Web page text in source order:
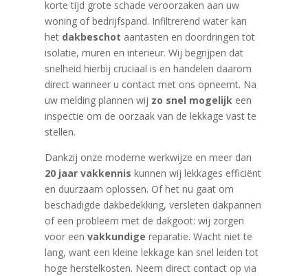
korte tijd grote schade veroorzaken aan uw
woning of bedrijfspand. Infiltrerend water kan
het dakbeschot aantasten en doordringen tot
isolatie, muren en interieur. Wij begrijpen dat
snelheid hierbij cruciaal is en handelen daarom
direct wanneer u contact met ons opneemt. Na
uw melding plannen wij zo snel mogelijkeen
inspectie om de oorzaak van de lekkage vast te
stellen.
Dankzij onze moderne werkwijze en meer dan
20 jaar vakkennis kunnen wij lekkages efficiënt
en duurzaam oplossen. Of het nu gaat om
beschadigde dakbedekking, versleten dakpannen
of een probleem met de dakgoot: wij zorgen
voor een vakkundige reparatie. Wacht niet te
lang, want een kleine lekkage kan snel leiden tot
hoge herstelkosten. Neem direct contact op via